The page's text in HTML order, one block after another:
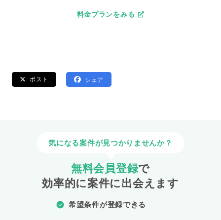
料金プランをみる
ポスト シェア
気になる案件が見つかりませんか？
無料会員登録で
効率的に案件に出会えます
希望条件が登録できる